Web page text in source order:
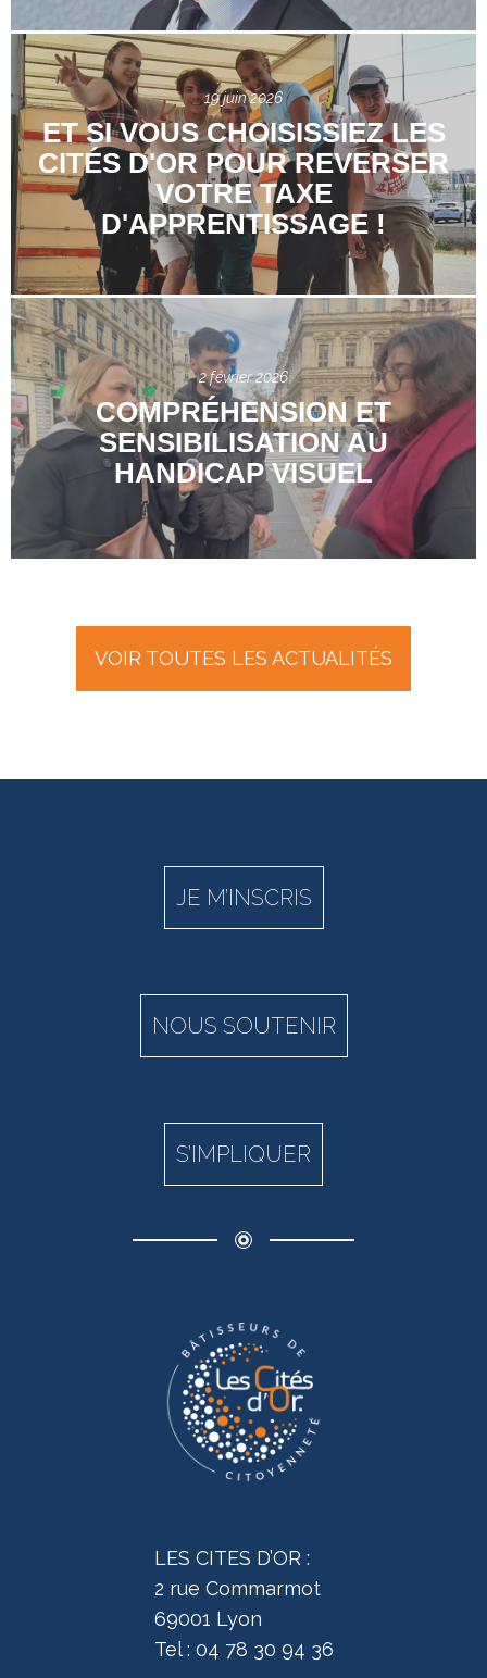
19 juin 2026
ET SI VOUS CHOISISSIEZ LES
CITÉS D'OR POUR REVERSER
VOTRE TAXE
D'APPRENTISSAGE !
2 février 2026
COMPRÉHENSION ET
SENSIBILISATION AU
HANDICAP VISUEL
VOIR TOUTES LES ACTUALITÉS
JE M’INSCRIS
NOUS SOUTENIR
S’IMPLIQUER
LES CITES D’OR :
2 rue Commarmot
69001 Lyon
Tel : 04 78 30 94 36